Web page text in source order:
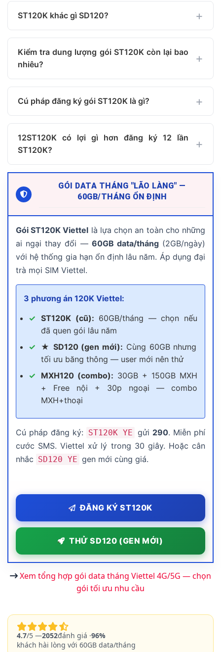
ST120K khác gì SD120?
Kiểm tra dung lượng gói ST120K còn lại bao
nhiêu?
Cú pháp đăng ký gói ST120K là gì?
12ST120K có lợi gì hơn đăng ký 12 lần
ST120K?
GÓI DATA THÁNG "LÃO LÀNG" —
60GB/THÁNG ỔN ĐỊNH
Gói ST120K Viettel là lựa chọn an toàn cho những
ai ngại thay đổi — 60GB data/tháng(2GB/ngày)
với hệ thống gia hạn ổn định lâu năm. Áp dụng đại
trà mọi SIM Viettel.
3 phương án 120K Viettel:
ST120K (cũ): 60GB/tháng — chọn nếu
đã quen gói lâu năm
★ SD120 (gen mới): Cùng 60GB nhưng
tối ưu băng thông — user mới nên thử
MXH120 (combo): 30GB + 150GB MXH
+ Free nội + 30p ngoại — combo
MXH+thoại
Cú pháp đăng ký: ST120K YE gửi 290. Miễn phí
cước SMS. Viettel xử lý trong 30 giây. Hoặc cân
nhắc SD120 YE gen mới cùng giá.
ĐĂNG KÝ ST120K
THỬ SD120 (GEN MỚI)
Xem tổng hợp gói data tháng Viettel 4G/5G — chọn
gói tối ưu nhu cầu
4.7/5 —2052đánh giá ·96%
khách hài lòng với 60GB data/tháng